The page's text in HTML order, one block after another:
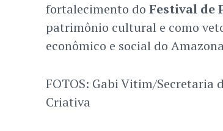
fortalecimento do Festival de
patrimônio cultural e como
econômico e social do
FOTOS: Gabi Vitim/Secretaria
Criativa